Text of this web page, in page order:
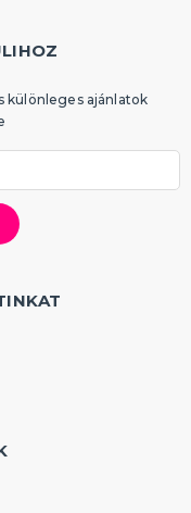
különleges ajánlatok